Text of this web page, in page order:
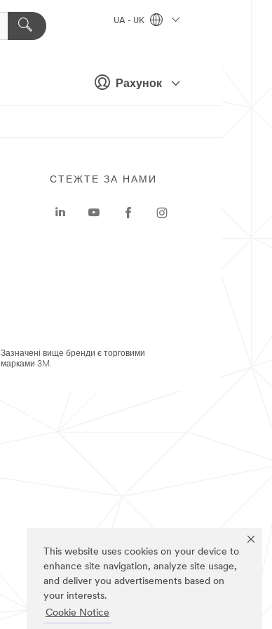
This website uses cookies on your device to
enhance site navigation, analyze site usage,
and deliver you advertisements based on
your interests.
Cookie Notice
Рахунок
UA - UK
СТЕЖТЕ ЗА НАМИ
Зазначені вище бренди є торговими
марками 3M.